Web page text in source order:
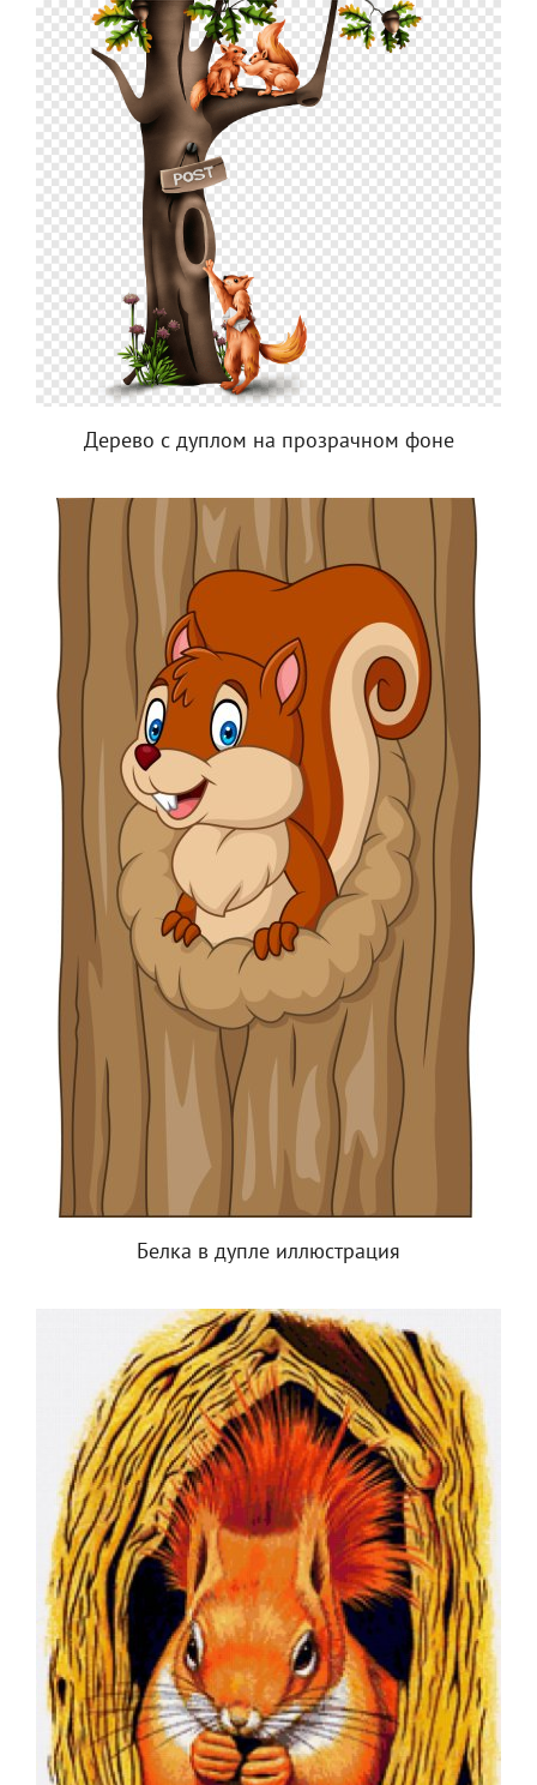
Дерево с дуплом на прозрачном фоне
Белка в дупле иллюстрация